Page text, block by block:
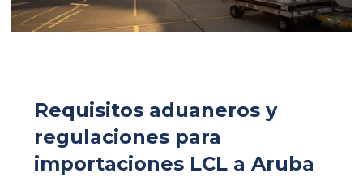
Requisitos aduaneros y
regulaciones para
importaciones LCL a Aruba